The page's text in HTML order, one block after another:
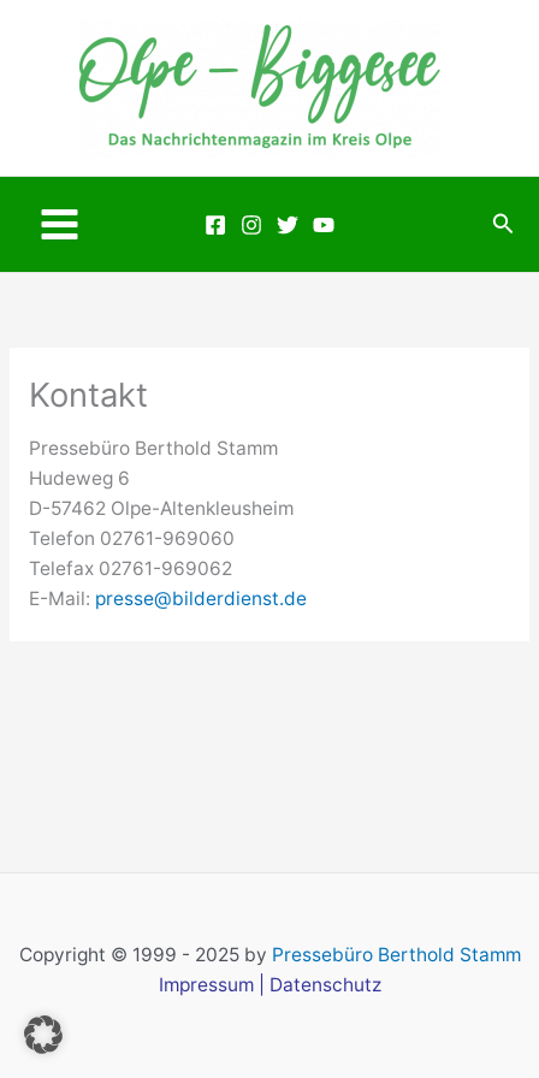
Main
Kontakt
Pressebüro Berthold Stamm
Hudeweg 6
D-57462 Olpe-Altenkleusheim
Telefon 02761-969060
Telefax 02761-969062
E-Mail: presse@bilderdienst.de
Copyright © 1999 - 2025 by Pressebüro Berthold Stamm
Impressum| Datenschutz